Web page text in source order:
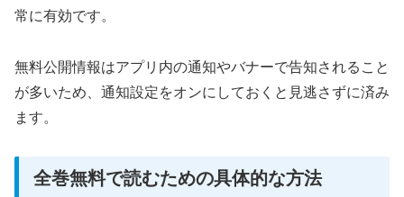
常に有効です。
無料公開情報はアプリ内の通知やバナーで告知されること
が多いため、通知設定をオンにしておくと見逃さずに済み
ます。
全巻無料で読むための具体的な方法